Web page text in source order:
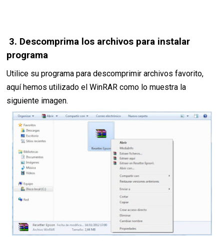
3. Descomprima los archivos para instalar
programa
Utilice su programa para descomprimir archivos favorito,
aquí hemos utilizado el WinRAR como lo muestra la
siguiente imagen.